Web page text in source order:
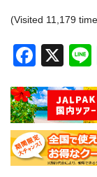
(Visited 11,179
X